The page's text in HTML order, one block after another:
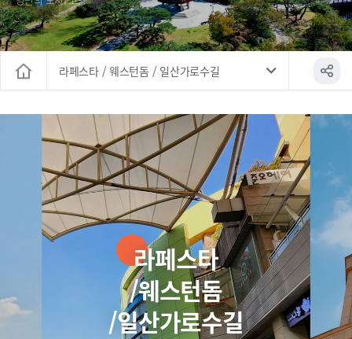
라페스타 / 웨스턴돔 / 일산가로수길
라페스타
/웨스턴돔
/일산가로수길